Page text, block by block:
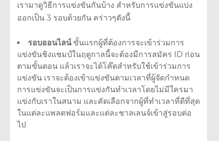
เรามาดูวิธีการแข่งขันกันบ้าง สำหรับการแข่งขันแบ่ง
ออกเป็น 3 รอบด้วยกัน คร่าวๆดังนี้
รอบออนไลน์ขั้นแรกผู้ที่ต้องการจะเข้าร่วมการ
แข่งขันชิงแชมป์ในฤดูกาลนี้จะต้องมีการสมัคร ID ก่อน
ตามขั้นตอน แล้วเราจะได้โค๊ดสำหรับใช้เข้าร่วมการ
แข่งขัน เราจะต้องเข้าแข่งขันตามเวลาที่ผู้จัดกำหนด
การแข่งขันจะเป็นการแข่งกันทำเวลาโดยไม่มีใครมา
แข่งกับเราในสนาม และคัดเลือกจากผู้ที่ทำเวลาที่ดีที่สุด
ในแต่ละแพลตฟอร์มและแต่ละชาลเลนจ์เข้าสู่รอบต่อ
ไป